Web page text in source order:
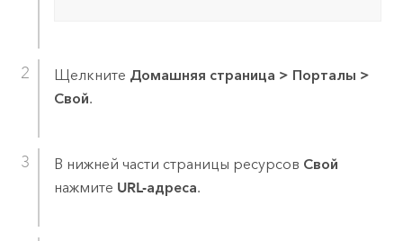
Щелкните Домашняя страница > Порталы >
Свой.
В нижней части страницы ресурсов Свой
нажмите URL-адреса.